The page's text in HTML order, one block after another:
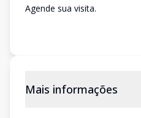
Agende sua visita.
Mais informações